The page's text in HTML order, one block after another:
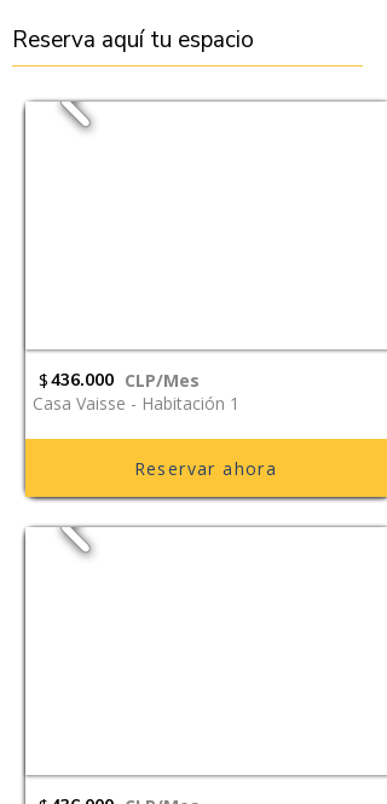
Reserva aquí tu espacio
$436.000 CLP/Mes
Casa Vaisse - Habitación 1
Reservar ahora